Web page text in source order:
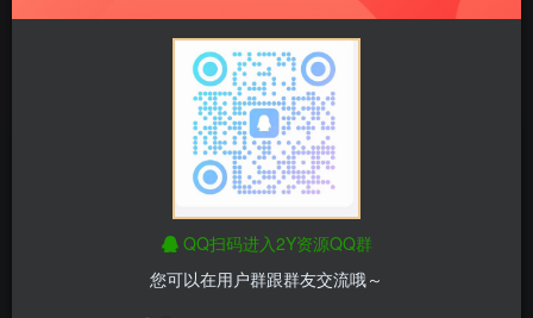
分类 精品源码 软件工具
综合资源
小程序源码 网站模板
点赞 评论
QQ扫码进入2Y资源QQ群
您可以在用户群跟群友交流哦～